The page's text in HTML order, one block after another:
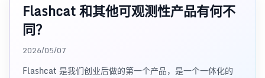
Flashcat 和其他可观测性产品有何不
同？
2026/05/07
Flashcat 是我们创业后做的第一个产品，是一个一体化的